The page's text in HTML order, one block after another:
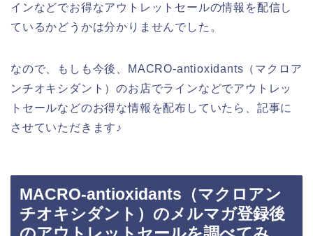
インなどでお得なアウトレットセールの情報を配信し
ているかどうかは分かりませんでした。
なので、もしも今後、MACRO-antioxidants（マクロア
ンチオキシダント）のお店でラインなどでアウトレッ
トセールなどのお得な情報を配布していたら、記事に
させていただきます♪
MACRO-antioxidants（マクロアン
チオキシダント）のメルマガ登録後